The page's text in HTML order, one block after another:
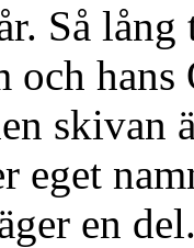
Så
och
skivan
eget
en